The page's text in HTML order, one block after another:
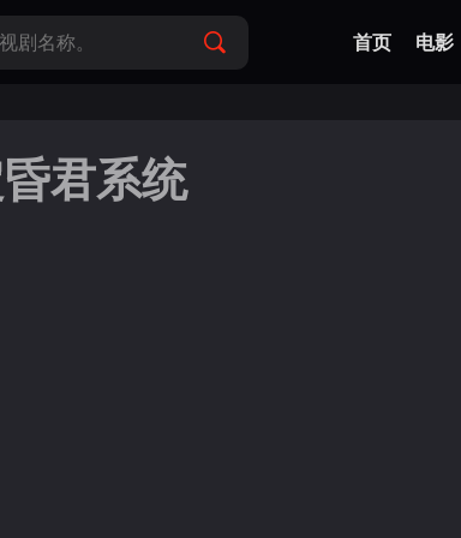
首页 电影
君系统